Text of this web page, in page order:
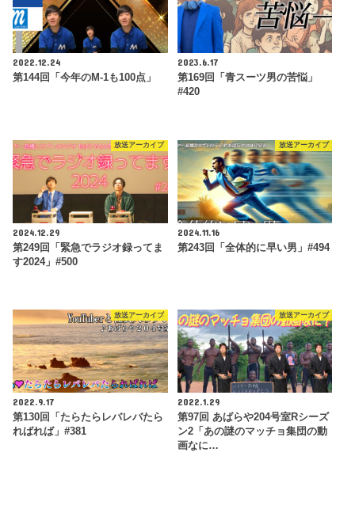
2022.12.24
第144回「今年のM-1も100点」
2023.6.17
第169回「青スーツ男の苦悩」
#420
放送アーカイブ
2024.12.29
第249回「緊急でラジオ録ってま
す2024」#500
放送アーカイブ
2024.11.16
第243回「全体的に早い男」#494
放送アーカイブ
2022.9.17
第130回「たらたらレバレバたら
ればれば」#381
放送アーカイブ
2022.1.29
第97回 あばらや204号室Rシーズ
ン2「あの謎のマッチョ集団の動
画なに…